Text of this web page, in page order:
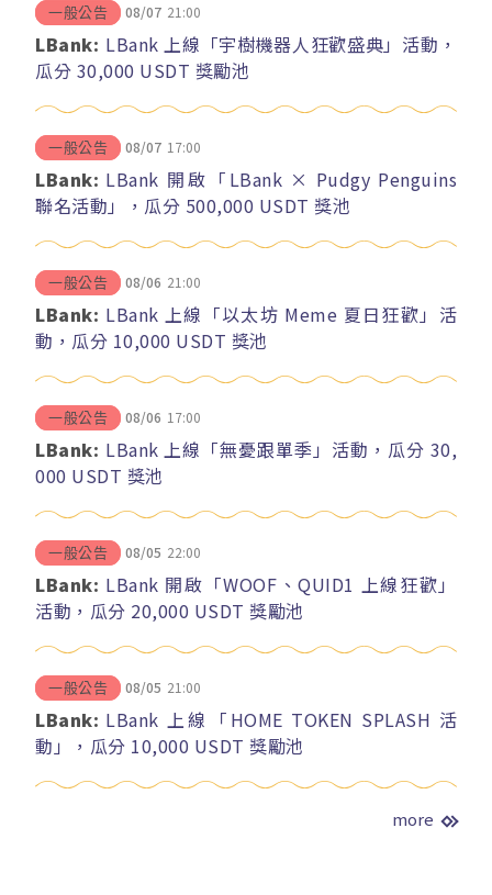
一般公告 08/07 21:00
LBank: LBank 上線「宇樹機器人狂歡盛典」活動，
瓜分 30,000 USDT 獎勵池
一般公告 08/07 17:00
LBank: LBank 開啟「LBank × Pudgy Penguins
聯名活動」，瓜分 500,000 USDT 獎池
一般公告 08/06 21:00
LBank: LBank 上線「以太坊 Meme 夏日狂歡」活
動，瓜分 10,000 USDT 獎池
一般公告 08/06 17:00
LBank: LBank 上線「無憂跟單季」活動，瓜分 30,
000 USDT 獎池
一般公告 08/05 22:00
LBank: LBank 開啟「WOOF、QUID1 上線狂歡」
活動，瓜分 20,000 USDT 獎勵池
一般公告 08/05 21:00
LBank: LBank 上線「HOME TOKEN SPLASH 活
動」，瓜分 10,000 USDT 獎勵池
more